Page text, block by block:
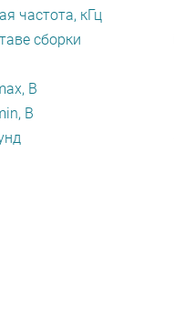
частота, кГц
сборки
В
В